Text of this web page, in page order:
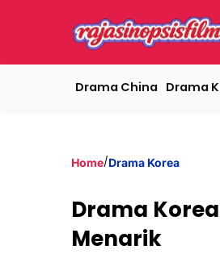
Drama China Drama
Home/Drama Korea
Drama
Menarik